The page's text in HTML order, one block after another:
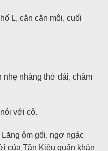
L, cắn cắn môi, cuối
nhẹ nhàng thở dài, châm
với cô.
ôm gối, ngơ ngác
của Tần Kiêu quấn khăn